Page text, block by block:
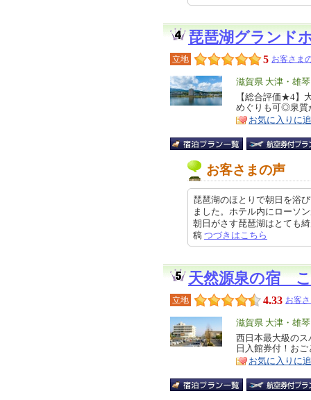
琵琶湖グランド
立地 5 お客さま
エ
リ
ア
滋賀県 大津・雄
特
徴
【総合評価★4】
めぐりも可◎泉質
お気に入りに
お客さまの声
琵琶湖のほとりで朝日を浴
ました。ホテル内にローソ
朝日がさす琵琶湖はとても
稿 つづきはこちら
天然源泉の宿
立地 4.33 お客
エ
リ
ア
滋賀県 大津・雄
特
徴
西日本最大級の
日入館券付！お
お気に入りに